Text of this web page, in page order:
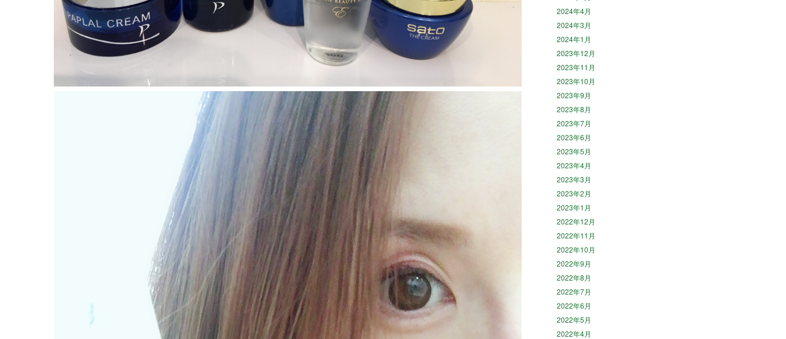
2024年4月
2024年3月
2024年1月
2023年12月
2023年11月
2023年10月
2023年9月
2023年8月
2023年7月
2023年6月
2023年5月
2023年4月
2023年3月
2023年2月
2023年1月
2022年12月
2022年11月
2022年10月
2022年9月
2022年8月
2022年7月
2022年6月
2022年5月
2022年4月